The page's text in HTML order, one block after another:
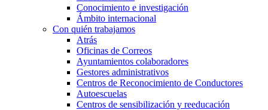
Conocimiento e investigación
Ámbito internacional
Con quién trabajamos
Atrás
Oficinas de Correos
Ayuntamientos colaboradores
Gestores administrativos
Centros de Reconocimiento de Conductores
Autoescuelas
Centros de sensibilización y reeducación